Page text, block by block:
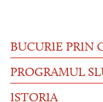
BUCURIE PRIN
PROGRAMUL
ISTORIA